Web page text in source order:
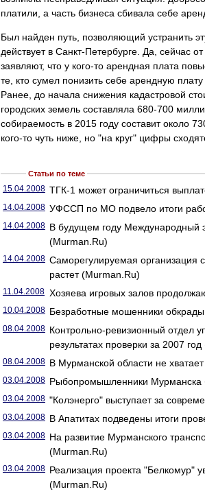
платили, а часть бизнеса сбивала себе
Был найден путь, позволяющий устранить
действует в Санкт-Петербурге. Да, сейчас
заявляют, что у кого-то арендная плата
те, кто сумел понизить себе арендную
Ранее, до начала снижения кадастровой
городских земель составляла 680-700
собираемость в 2015 году составит около
кого-то чуть ниже, но "на круг" цифры
Статьи по теме
15.04.2008 ТГК-1 может ограничиться
14.04.2008 УФССП по МО подвело итоги
14.04.2008 В будущем году Международный
(Murman.Ru)
14.04.2008 Саморегулируемая организация
растет (Murman.Ru)
11.04.2008 Хозяева игровых залов
10.04.2008 Безработные мошенники
08.04.2008 Контрольно-ревизионный отдел
результатах проверки за 2007
08.04.2008 В Мурманской области не
03.04.2008 Рыбопромышленники Мурманска
03.04.2008 "Колэнерго" выступает за
03.04.2008 В Апатитах подведены итоги
03.04.2008 На развитие Мурманского
(Murman.Ru)
03.04.2008 Реализация проекта "Белкомур"
(Murman.Ru)